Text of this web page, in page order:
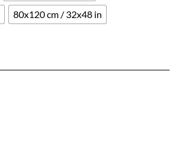
80x120 cm / 32x48 in